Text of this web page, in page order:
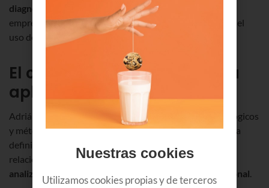
diagnósticos gratuitos y personalizados
empresas que querían conocer el estado de madurez en el
uso de sus datos.
El contexto industrial para la
aplicación de la IA
Adrián ha repasado en su intervención sistemas tecnológicos
y métodos de trabajo habituales en la industria, de cara a
definir el contexto y las necesidades de las empresas en
relación con un potencial uso de la IA que contribuya a
analizar la producción y mejorar la eficiencia operacional.
Nuestras cookies
Utilizamos cookies propias y de terceros